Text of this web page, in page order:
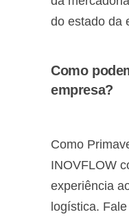
do estado da
Como
empresa?
Como
INOVFLOW
experiência
logística.